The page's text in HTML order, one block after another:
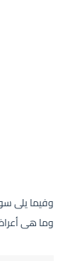
وفيما يلى
وما هى